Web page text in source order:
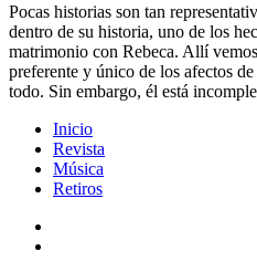
Pocas historias son tan
dentro de su historia, uno de los
matrimonio con Rebeca. Allí
preferente y único de los afectos
todo. Sin embargo, él está
Inicio
Revista
Música
Retiros